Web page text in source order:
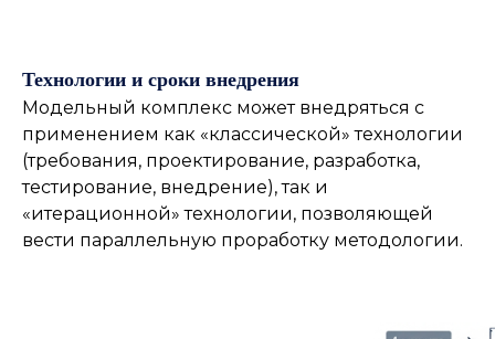
Технологии и сроки внедрения
Модельный комплекс может внедряться с
применением как «классической» технологии
(требования, проектирование, разработка,
тестирование, внедрение), так и
«итерационной» технологии, позволяющей
вести параллельную проработку методологии.